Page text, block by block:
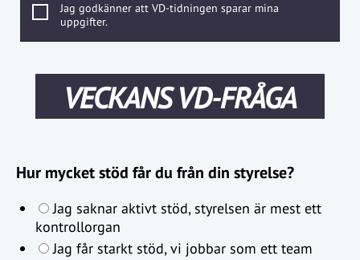
Jag godkänner att VD-tidningen sparar mina
uppgifter.
VECKANS VD-FRÅGA
Hur mycket stöd får du från din styrelse?
Jag saknar aktivt stöd, styrelsen är mest ett
kontrollorgan
Jag får starkt stöd, vi jobbar som ett team